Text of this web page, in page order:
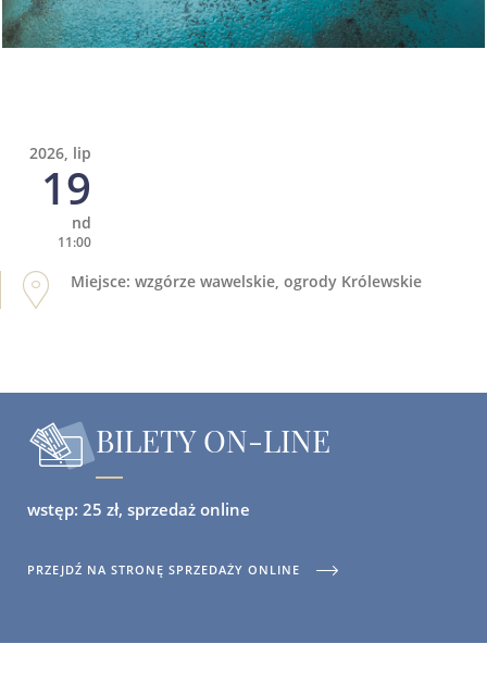
2026, lip
19
nd
11:00
Miejsce: wzgórze wawelskie, ogrody Królewskie
BILETY ON-LINE
wstęp: 25 zł, sprzedaż online
PRZEJDŹ NA STRONĘ SPRZEDAŻY ONLINE